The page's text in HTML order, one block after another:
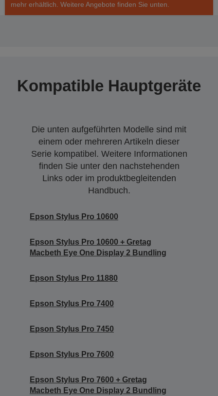
mehr erhältlich. Weitere Angebote finden Sie unten.
Kompatible Hauptgeräte
Die unten aufgeführten Modelle sind mit
einem oder mehreren Artikeln dieser
Serie kompatibel. Weitere Informationen
finden Sie unter den nachstehenden
Links oder im produktbegleitenden
Handbuch.
Epson Stylus Pro 10600
Epson Stylus Pro 10600 + Gretag
Macbeth Eye One Display 2 Bundling
Epson Stylus Pro 11880
Epson Stylus Pro 7400
Epson Stylus Pro 7450
Epson Stylus Pro 7600
Epson Stylus Pro 7600 + Gretag
Macbeth Eye One Display 2 Bundling